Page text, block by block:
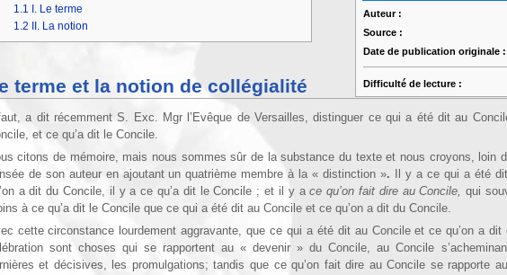
Auteur :
Source :
Date de publication originale :
Difficulté de lecture :
1.1 I. Le terme
1.2 II. La notion
terme et la notion de collégialité
faut, a dit récemment S. Exc. Mgr l’Evêque de Versailles, distinguer ce qui a été dit au
et ce qu’a dit le Concile.
citons de mémoire, mais nous sommes sûr de la substance du texte et nous croyons, loin
de son auteur en ajoutant un qua­trième membre à la « distinction ».
Il y a ce qui a été
a dit du Concile, il y a ce qu’a dit le Concile ; et il y ace qu’on fait dire au Concile,qui
à ce qu’a dit le Concile que ce qui a été dit au Concile et ce qu’on a dit du Concile.
cette circonstance lourdement aggravante, que ce qui a été dit au Concile et ce qu’on a dit
sont choses qui se rapportent au « devenir » du Concile, au Concile
et décisives, les promulgations; tandis que ce qu’on fait dire au Concile se rapporte